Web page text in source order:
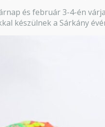
és február 3-4-én
készülnek a Sárkány